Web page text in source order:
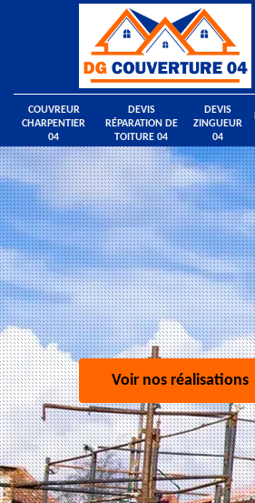
COUVREUR
CHARPENTIER
04
DEVIS
RÉPARATION DE
TOITURE 04
DEVIS
ZINGUEUR
04
Voir nos réalisations